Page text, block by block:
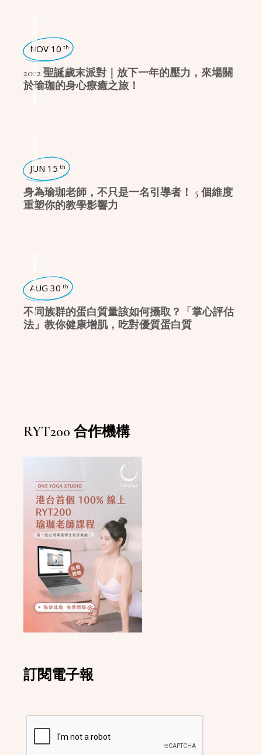
RYT200 合作機構
訂閱電子報
瑜珈好物
瑜珈生活
瑜珈話題
NOV 10 th
2022 聖誕歲末派對｜放下一年的壓力，來場關
於瑜珈的身心療癒之旅！
瑜珈學堂
JUN 15 th
身為瑜珈老師，不只是一名引導者！ 5 個維度
重塑你的教學影響力
瑜珈生活
健康知識
AUG 30 th
不同族群的蛋白質量該如何攝取？「掌心評估
法」教你健康增肌，吃對優質蛋白質